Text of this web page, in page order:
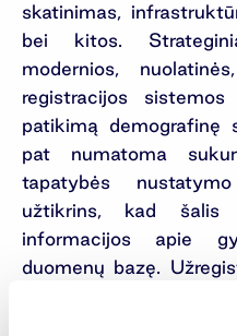
skatinimas,
bei kitos.
modernios,
registracijos sistemos
patikimą demografinę
pat numatoma
tapatybės
užtikrins, kad šalis
informacijos apie
duomenų bazę.
suteiktas asmens
Code – KidC),